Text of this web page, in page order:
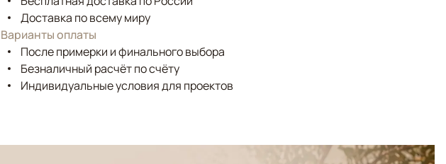
Доставка по всему миру
Варианты оплаты
После примерки и финального выбора
Безналичный расчёт по счёту
Индивидуальные условия для проектов